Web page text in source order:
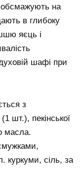
обсмажують на
в глибоку
яєць і
шафі при
з
шт.), пекінської
масла.
куркуми, сіль, за